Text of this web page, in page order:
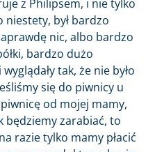
z Philipsem, i nie tylko
niestety, był bardzo
nic, albo bardzo
bardzo dużo
tak, że nie było
się do piwnicy u
od mojej mamy,
będziemy zarabiać, to
razie tylko mamy płacić